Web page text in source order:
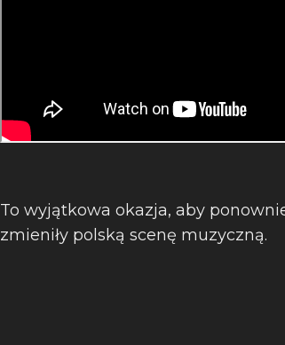
To wyjątkowa okazja, aby
zmieniły polską scenę muzyczną.